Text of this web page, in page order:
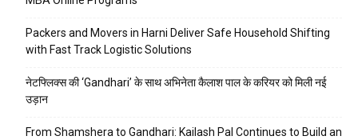
Packers and Movers in Harni Deliver Safe Household Shifting
with Fast Track Logistic Solutions
नेटफ्लिक्स की ‘Gandhari’ के साथ अभिनेता कैलाश पाल के करियर को मिली नई
उड़ान
From Shamshera to Gandhari: Kailash Pal Continues to Build an